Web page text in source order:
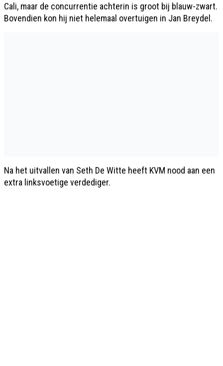
Cali, maar de concurrentie achterin is groot bij blauw-zwart.
Bovendien kon hij niet helemaal overtuigen in Jan Breydel.
Na het uitvallen van Seth De Witte heeft KVM nood aan een
extra linksvoetige verdediger.